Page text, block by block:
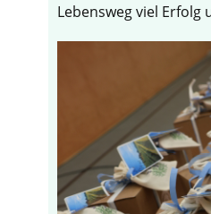
Lebensweg viel Erfolg